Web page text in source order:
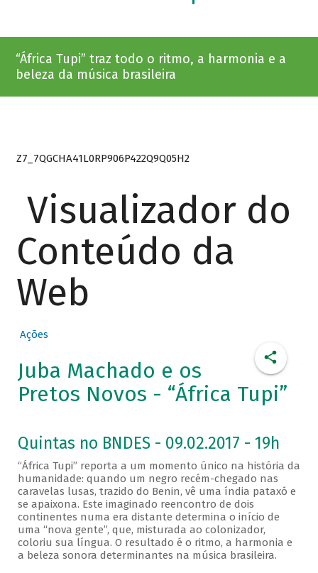
“África Tupi” traz todo o ritmo, a harmonia e a
beleza da música brasileira
Z7_7QGCHA41L0RP906P422Q9Q05H2
Visualizador do
Conteúdo da
Web
Ações
Juba Machado e os
Pretos Novos - “África Tupi”
Quintas no BNDES - 09.02.2017 - 19h
“África Tupi” reporta a um momento único na história da
humanidade: quando um negro recém-chegado nas
caravelas lusas, trazido do Benin, vê uma índia pataxó e
se apaixona. Este imaginado reencontro de dois
continentes numa era distante determina o início de
uma “nova gente”, que, misturada ao colonizador,
coloriu sua língua. O resultado é o ritmo, a harmonia e
a beleza sonora determinantes na música brasileira.